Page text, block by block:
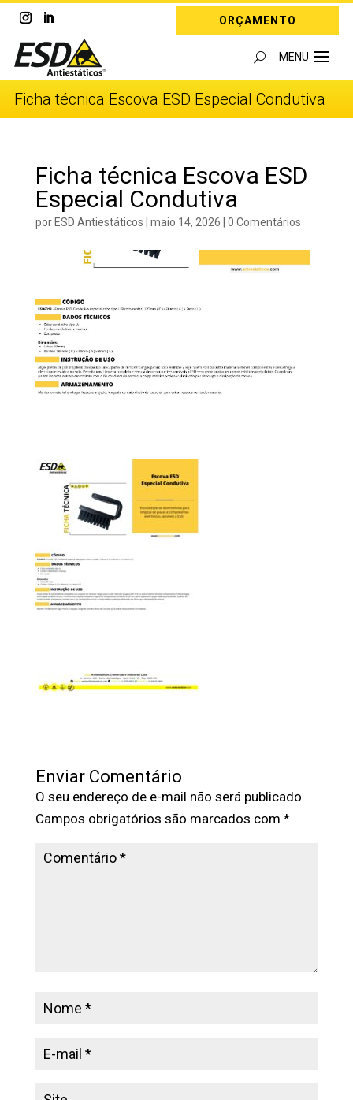
ORÇAMENTO
Ficha técnica Escova ESD Especial Condutiva
Ficha técnica Escova ESD
Especial Condutiva
porESD Antiestáticos | maio 14, 2026 | 0 Comentários
Enviar Comentário
O seu endereço de e-mail não será publicado.
Campos obrigatórios são marcados com *